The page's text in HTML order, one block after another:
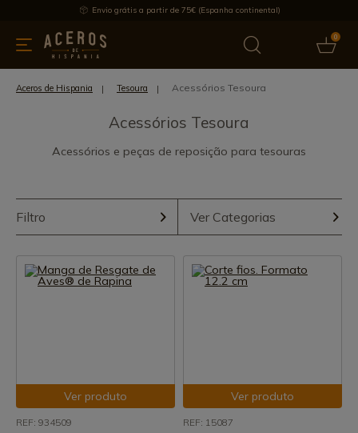
Envio grátis a partir de 75€ (Espanha continental)
0
& Utensílios de cozinha Oferece Últimas notícias
Aceros de Hispania Tesoura Acessórios Tesoura
Acessórios Tesoura
Acessórios e peças de reposição para tesouras
Filtro Ver Categorias
Ver produto
REF: 934509
Ver produto
REF: 15087